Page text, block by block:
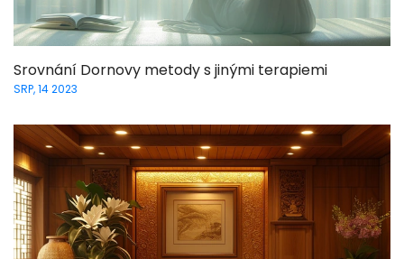
Srovnání Dornovy metody s jinými terapiemi
SRP, 14 2023